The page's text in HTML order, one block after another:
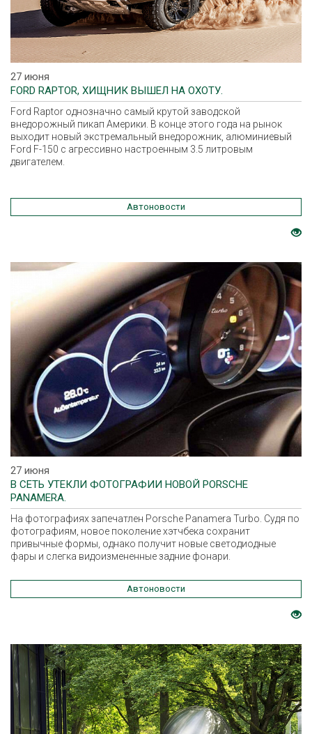
27 июня
FORD RAPTOR, ХИЩНИК ВЫШЕЛ НА ОХОТУ.
Ford Raptor однозначно самый крутой заводской
внедорожный пикап Америки. В конце этого года на рынок
выходит новый экстремальный внедорожник, алюминиевый
Ford F-150 с агрессивно настроенным 3.5 литровым
двигателем.
Автоновости
27 июня
В СЕТЬ УТЕКЛИ ФОТОГРАФИИ НОВОЙ PORSCHE
PANAMERA.
На фотографиях запечатлен Porsche Panamera Turbo. Судя по
фотографиям, новое поколение хэтчбека сохранит
привычные формы, однако получит новые светодиодные
фары и слегка видоизмененные задние фонари.
Автоновости